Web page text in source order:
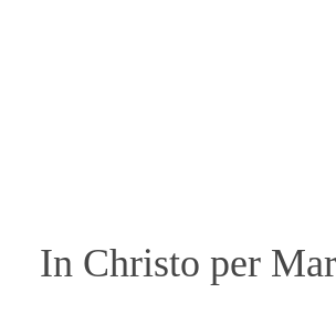
In Christo per